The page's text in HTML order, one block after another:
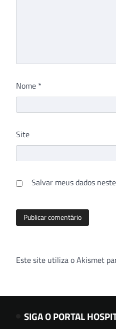
Nome *
Site
Salvar meus dados
Este site utiliza o Akismet
SIGA O PORTAL